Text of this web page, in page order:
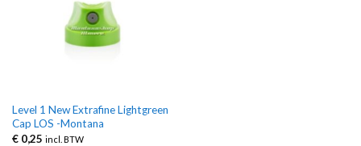
Level 1 New Extrafine Lightgreen
Cap LOS -Montana
€0,25 incl. BTW